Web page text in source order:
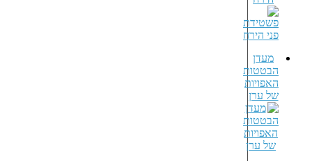
מעדן
הבטטות
האפויות
של ערן